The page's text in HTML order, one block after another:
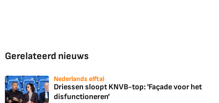
Gerelateerd nieuws
Nederlands elftal
Driessen sloopt KNVB-top: 'Façade voor het
disfunctioneren'